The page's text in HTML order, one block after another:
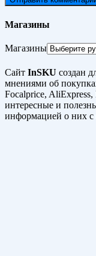
Магазины
Магазины
Сайт InSKU создан
мнениями об
Focalprice,
интересные и
информацией о них